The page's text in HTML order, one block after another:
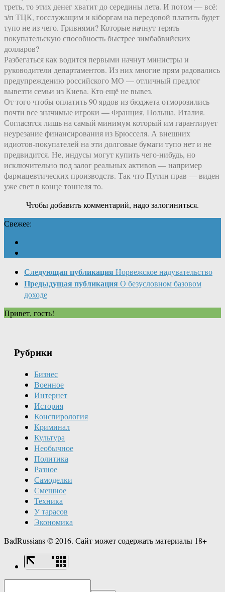
треть, то этих денег хватит до середины лета. И потом — всё:
з/п ТЦК, госслужащим и кiборгам на передовой платить будет
тупо не из чего. Гривнями? Которые начнут терять
покупательскую способность быстрее зимбабвийских
долларов?
Разбегаться как водится первыми начнут министры и
руководители департаментов. Из них многие прям радовались
предупреждению российского МО — отличный предлог
вывезти семьи из Киева. Кто ещё не вывез.
От того чтобы оплатить 90 ярдов из бюджета отморозились
почти все значимые игроки — Франция, Польша, Италия.
Согласятся лишь на самый минимум который им гарантирует
неурезание финансирования из Брюсселя. А внешних
идиотов-покупателей на эти долговые бумаги тупо нет и не
предвидится. Не, индусы могут купить чего-нибудь, но
исключительно под залог реальных активов — например
фармацевтических производств. Так что Путин прав — виден
уже свет в конце тоннеля то.
Чтобы добавить комментарий, надо залогиниться.
Свежее:
Следующая публикация Норвежское надувательство
Предыдущая публикация О безусловном базовом
доходе
Привет, гость!
Рубрики
Бизнес
Военное
Интернет
История
Конспирология
Криминал
Культура
Необычное
Политика
Разное
Самоделки
Смешное
Техника
У тарасов
Экономика
BadRussians © 2016. Сайт может содержать материалы 18+